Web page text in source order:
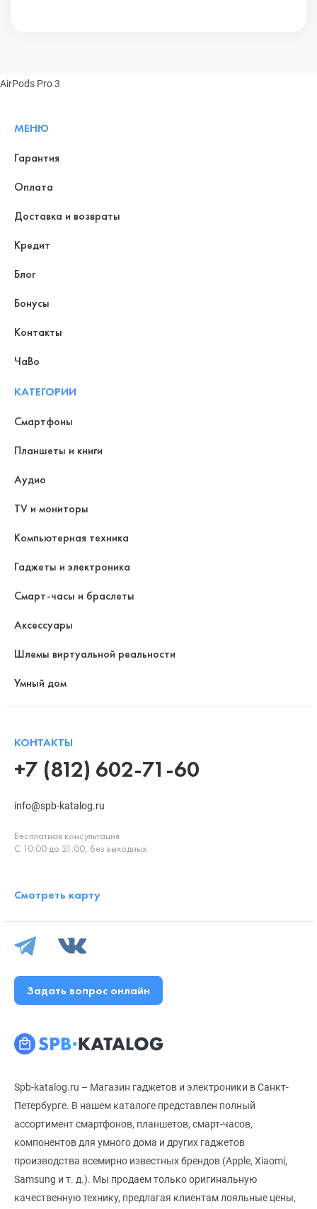
AirPods Pro 3
Spb-katalog.ru – Магазин гаджетов и электроники в Санкт-
Петербурге. В нашем каталоге представлен полный
ассортимент смартфонов, планшетов, смарт-часов,
компонентов для умного дома и других гаджетов
производства всемирно известных брендов (Apple, Xiaomi,
Samsung и т. д.). Мы продаем только оригинальную
качественную технику, предлагая клиентам лояльные цены,
МЕНЮ
Гарантия
Оплата
Доставка и возвраты
Кредит
Блог
Бонусы
Контакты
ЧаВо
КАТЕГОРИИ
Смартфоны
Планшеты и книги
Аудио
TV и мониторы
Компьютерная техника
Гаджеты и электроника
Смарт-часы и браслеты
Аксессуары
Шлемы виртуальной реальности
Умный дом
КОНТАКТЫ
+7 (812) 602-71-60
info@spb-katalog.ru
Бесплатная консультация
С 10:00 до 21:00, без выходных
Смотреть карту
Задать вопрос онлайн